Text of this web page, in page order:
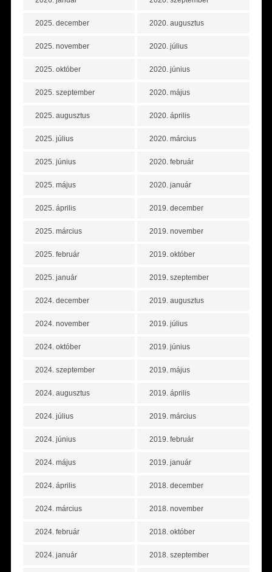
2025. december
2025. november
2025. október
2025. szeptember
2025. augusztus
2025. július
2025. június
2025. május
2025. április
2025. március
2025. február
2025. január
2024. december
2024. november
2024. október
2024. szeptember
2024. augusztus
2024. július
2024. június
2024. május
2024. április
2024. március
2024. február
2024. január
2020. augusztus
2020. július
2020. június
2020. május
2020. április
2020. március
2020. február
2020. január
2019. december
2019. november
2019. október
2019. szeptember
2019. augusztus
2019. július
2019. június
2019. május
2019. április
2019. március
2019. február
2019. január
2018. december
2018. november
2018. október
2018. szeptember